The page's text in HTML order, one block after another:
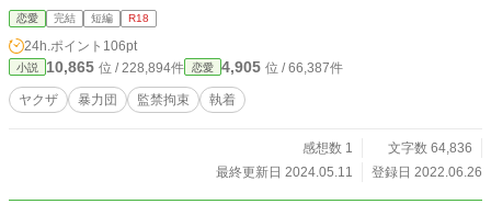
恋愛 完結 短編 R18
24h.ポイント 106pt
小説 10,865 位 / 228,894件 恋愛 4,905 位 / 66,387件
ヤクザ 暴力団 監禁拘束 執着
感想数 1
文字数 64,836
最終更新日 2024.05.11
登録日 2022.06.26